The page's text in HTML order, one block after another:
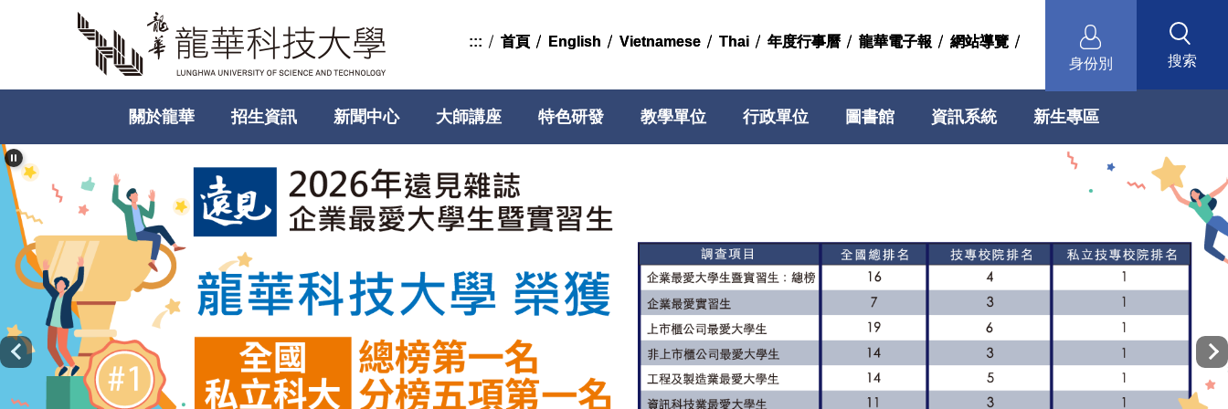
區
::: 首頁 English Vietnamese Thai 年度行事曆 龍華電子報
網站導覽
身份別
搜索
首頁 English Vietnamese Thai 年度行事曆 龍華電子報 網站導覽
關於龍華 招生資訊 新聞中心 大師講座 特色研發 教學單位 行政單位 圖書館 資訊系統 新生專區